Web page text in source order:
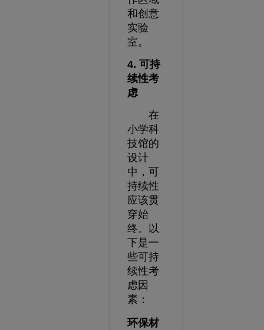
和创意
实验
室。
4. 可持
续性考
虑
在
小学科
技馆的
设计
中，可
持续性
应该贯
穿始
终。以
下是一
些可持
续性考
虑因
素：
环保材